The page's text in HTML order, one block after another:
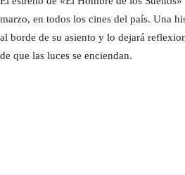
marzo, en todos los cines del país. Una
al borde de su asiento y lo dejará
de que las luces se enciendan.